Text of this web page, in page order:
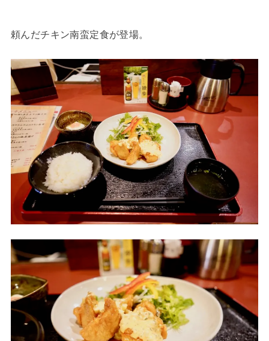
頼んだチキン南蛮定食が登場。